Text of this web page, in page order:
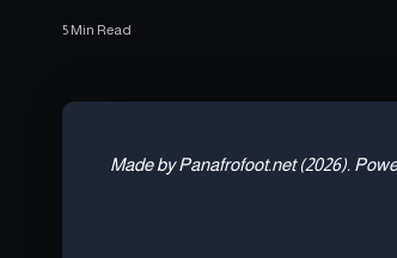
5 Min Read
Made by Panafrofoot.net (2026).